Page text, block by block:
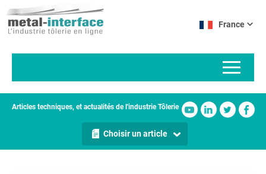
au
contenu
France
Articles techniques, et actualités de l'industrie Tôlerie
Choisir un article